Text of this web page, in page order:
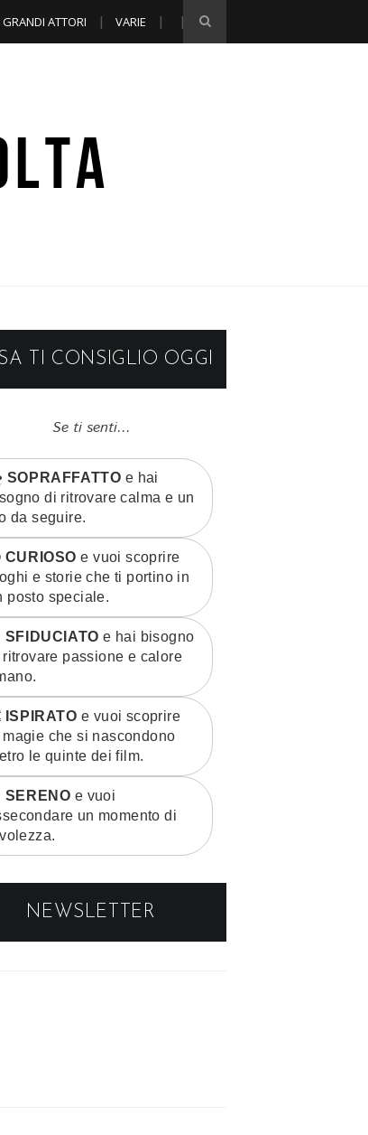
GRANDI ATTORI VARIE
TI CONSIGLIO OGGI
Se ti senti...
SOPRAFFATTO e hai
di ritrovare calma e un
da seguire.
CURIOSO e vuoi scoprire
e storie che ti portino in
posto speciale.
SFIDUCIATO e hai bisogno
ritrovare passione e calore
ISPIRATO e vuoi scoprire
magie che si nascondono
le quinte dei film.
SERENO e vuoi
un momento di
NEWSLETTER